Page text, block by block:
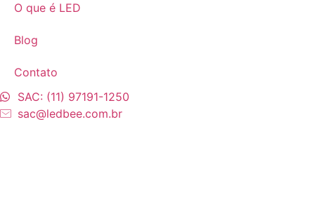
O que é LED
Blog
Contato
SAC: (11) 97191-1250
sac@ledbee.com.br